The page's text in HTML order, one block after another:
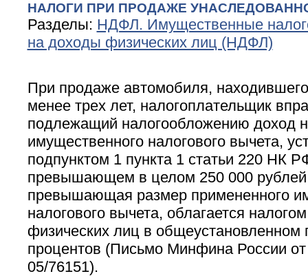
НАЛОГИ ПРИ ПРОДАЖЕ
Разделы: НДФЛ. Имущественные
на доходы физических лиц (НДФЛ)
При продаже автомобиля,
менее трех лет, налогоплательщик
подлежащий налогообложению доход
имущественного налогового вычета,
подпунктом 1 пункта 1 статьи 220 НК
превышающем в целом 250 000
превышающая размер примененного
налогового вычета, облагается
физических лиц в общеустановленном
процентов (Письмо Минфина России
05/76151).